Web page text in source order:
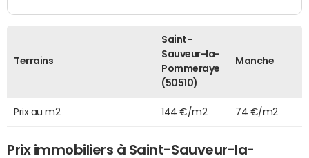
Terrains
Saint-
Sauveur-la-
Pommeraye
(50510)
Manche
Prix au m2 144 €/m2 74 €/m2
Prix immobiliers à Saint-Sauveur-la-